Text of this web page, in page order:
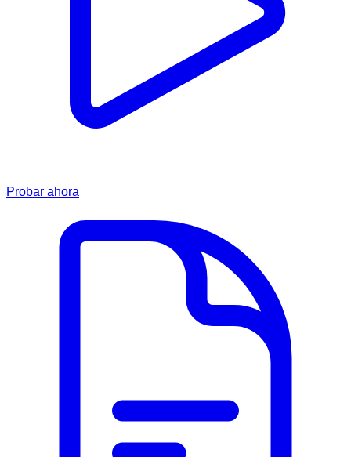
Probar ahora